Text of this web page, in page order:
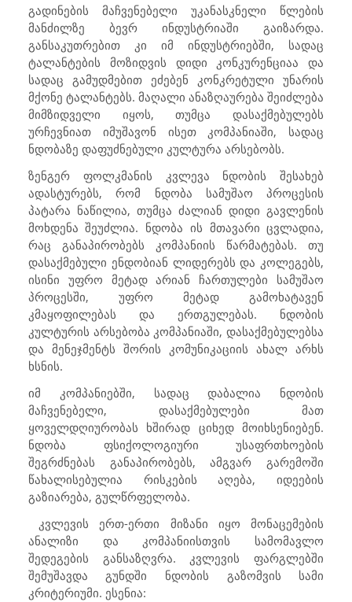
გადინების მაჩვენებელი უკანასკნელი წლების
მანძილზე ბევრ ინდუსტრიაში გაიზარდა.
განსაკუთრებით კი იმ ინდუსტრიებში, სადაც
ტალანტების მოზიდვის დიდი კონკურენციაა და
სადაც გამუდმებით ეძებენ კონკრეტული უნარის
მქონე ტალანტებს. მაღალი ანაზღაურება შეიძლება
მიმზიდველი იყოს, თუმცა დასაქმებულებს
ურჩევნიათ იმუშავონ ისეთ კომპანიაში, სადაც
ნდობაზე დაფუძნებული კულტურა არსებობს.
ზენგერ ფოლკმანის კვლევა ნდობის შესახებ
ადასტურებს, რომ ნდობა სამუშაო პროცესის
პატარა ნაწილია, თუმცა ძალიან დიდი გავლენის
მოხდენა შეუძლია. ნდობა ის მთავარი ცვლადია,
რაც განაპირობებს კომპანიის წარმატებას. თუ
დასაქმებული ენდობიან ლიდერებს და კოლეგებს,
ისინი უფრო მეტად არიან ჩართულები სამუშაო
პროცესში, უფრო მეტად გამოხატავენ
კმაყოფილებას და ერთგულებას. ნდობის
კულტურის არსებობა კომპანიაში, დასაქმებულებსა
და მენეჯმენტს შორის კომუნიკაციის ახალ არხს
ხსნის.
იმ კომპანიებში, სადაც დაბალია ნდობის
მაჩვენებელი, დასაქმებულები მათ
ყოველდღიურობას ხშირად ციხედ მოიხსენიებენ.
ნდობა ფსიქოლოგიური უსაფრთხოების
შეგრძნებას განაპირობებს, ამგვარ გარემოში
წახალისებულია რისკების აღება, იდეების
გაზიარება, გულწრფელობა.
კვლევის ერთ-ერთი მიზანი იყო მონაცემების
ანალიზი და კომპანიისთვის სამომავლო
შედეგების განსაზღვრა. კვლევის ფარგლებში
შემუშავდა გუნდში ნდობის გაზომვის სამი
კრიტერიუმი. ესენია: